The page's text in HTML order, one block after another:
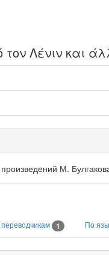
τον Λένιν και
М.
1 По